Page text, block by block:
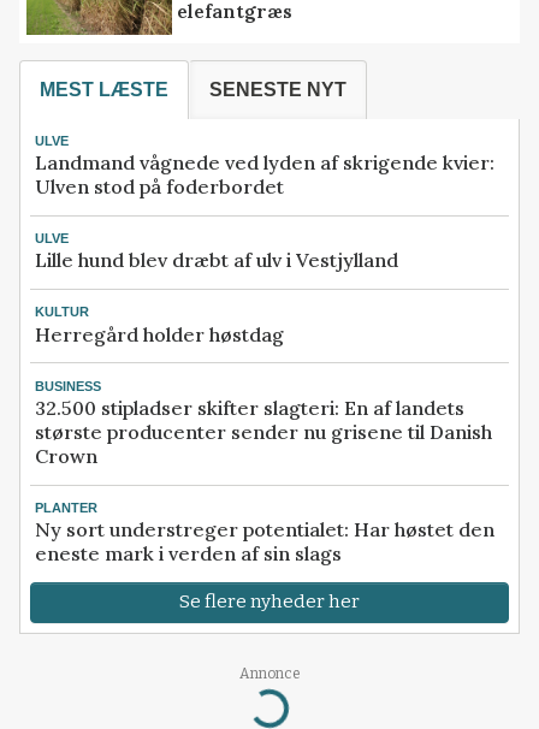
elefantgræs
MEST LÆSTE SENESTE NYT
ULVE
Landmand vågnede ved lyden af skrigende kvier:
Ulven stod på foderbordet
ULVE
Lille hund blev dræbt af ulv i Vestjylland
KULTUR
Herregård holder høstdag
BUSINESS
32.500 stipladser skifter slagteri: En af landets
største producenter sender nu grisene til Danish
Crown
PLANTER
Ny sort understreger potentialet: Har høstet den
eneste mark i verden af sin slags
Se flere nyheder her
Annonce
Loading...